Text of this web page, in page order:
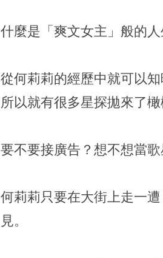
什麼是「爽文女主」般的人
從何莉莉的經歷中就可以
所以就有很多星探拋來了橄
要不要接廣告？想不想當
何莉莉只要在大街上走一
見。